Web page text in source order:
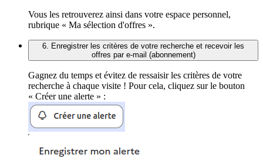
Vous les retrouverez ainsi dans votre espace personnel,
rubrique « Ma sélection d'offres ».
6. Enregistrer les critères de votre recherche et recevoir les
offres par e-mail (abonnement)
Gagnez du temps et évitez de ressaisir les critères de votre
recherche à chaque visite ! Pour cela, cliquez sur le bouton
« Créer une alerte » :